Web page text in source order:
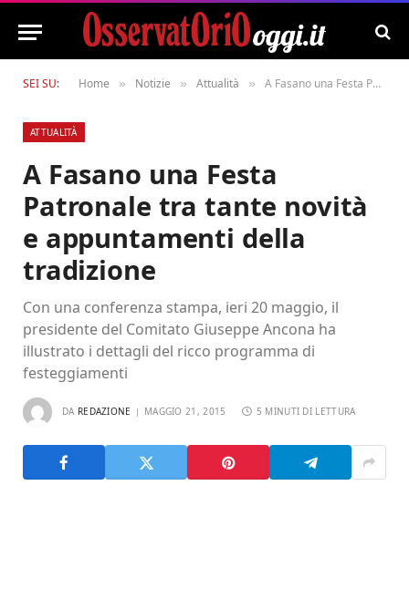
SEI SU: Home » Notizie » Attualità » A Fasano una Festa Patronale tra tante novità e appuntamenti della tradizione
ATTUALITÀ
A Fasano una Festa
Patronale tra tante novità
e appuntamenti della
tradizione
Con una conferenza stampa, ieri 20 maggio, il
presidente del Comitato Giuseppe Ancona ha
illustrato i dettagli del ricco programma di
festeggiamenti
DA REDAZIONE MAGGIO 21, 2015 5 MINUTI DI LETTURA